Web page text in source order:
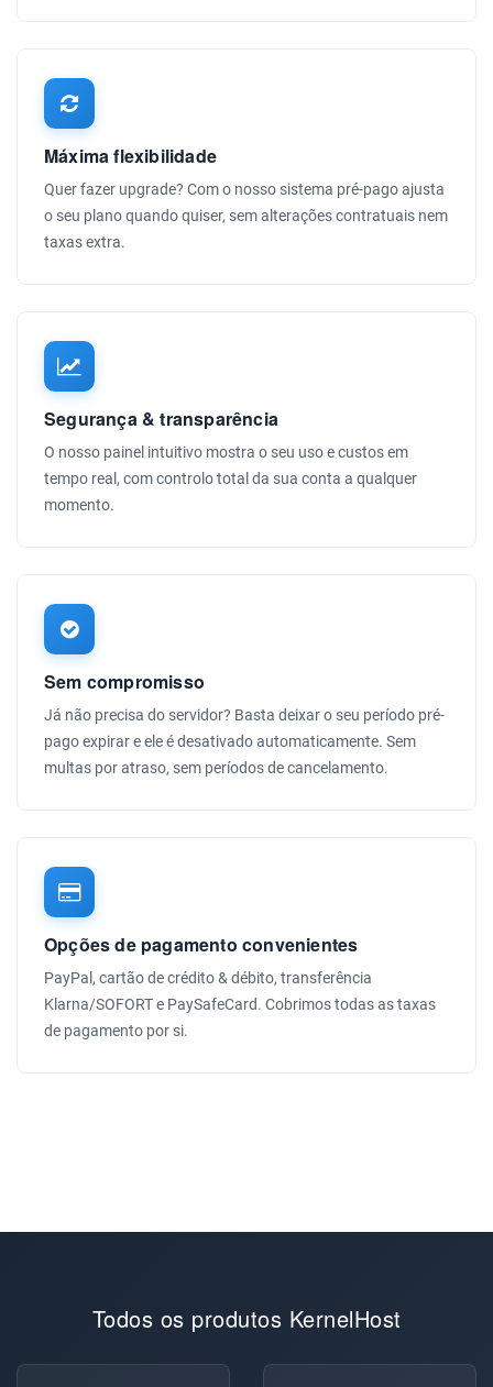
Máxima flexibilidade
Quer fazer upgrade? Com o nosso sistema pré-pago ajusta
o seu plano quando quiser, sem alterações contratuais nem
taxas extra.
Segurança & transparência
O nosso painel intuitivo mostra o seu uso e custos em
tempo real, com controlo total da sua conta a qualquer
momento.
Sem compromisso
Já não precisa do servidor? Basta deixar o seu período pré-
pago expirar e ele é desativado automaticamente. Sem
multas por atraso, sem períodos de cancelamento.
Opções de pagamento convenientes
PayPal, cartão de crédito & débito, transferência
Klarna/SOFORT e PaySafeCard. Cobrimos todas as taxas
de pagamento por si.
Todos os produtos KernelHost